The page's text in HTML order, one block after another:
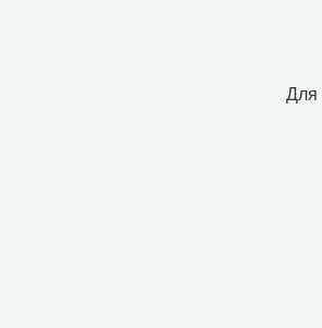
Для